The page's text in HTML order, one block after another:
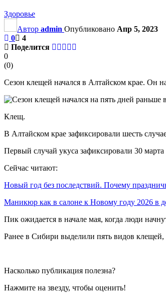
Здоровье
Автор admin Опубликовано Апр 5, 2023
0
4
Поделится
0
(0)
Сезон клещей начался в Алтайском крае. Он
Клещ.
В Алтайском крае зафиксировали шесть
Первый случай укуса зафиксировали 30
Сейчас читают:
Новый год без последствий. Почему
Маникюр как в салоне к Новому году 2026 в
Пик ожидается в начале мая, когда люди
Ранее в Сибири выделили пять видов
Насколько публикация полезна?
Нажмите на звезду, чтобы оценить!